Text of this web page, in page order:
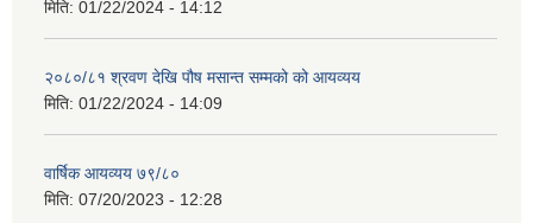
मिति: 01/22/2024 - 14:12
२०८०/८१ श्रवण देखि पौष मसान्त सम्मको को आयव्यय
मिति: 01/22/2024 - 14:09
वार्षिक आयव्यय ७९/८०
मिति: 07/20/2023 - 12:28